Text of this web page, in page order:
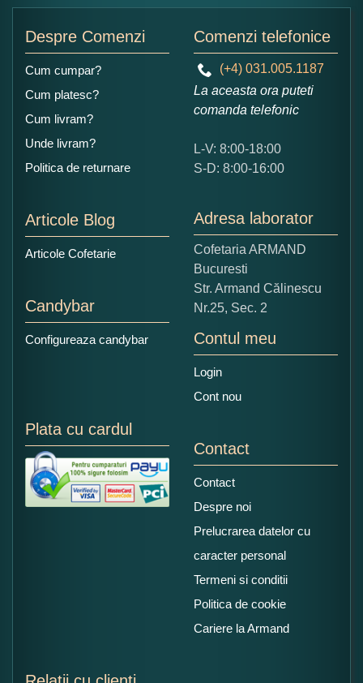
Ce nota acordati acestui produs?
5
Copiati alaturi numarul din imagine:
Despre Comenzi
Cum cumpar?
Cum platesc?
Cum livram?
Unde livram?
Politica de returnare
Articole Blog
Articole Cofetarie
Candybar
Configureaza candybar
Comenzi telefonice
(+4) 031.005.1187
La aceasta ora puteti
comanda telefonic
L-V: 8:00-18:00
S-D: 8:00-16:00
Adresa laborator
Cofetaria ARMAND
Bucuresti
Str. Armand Călinescu
Nr.25, Sec. 2
Contul meu
Login
Cont nou
Plata cu cardul
Contact
Contact
Despre noi
Prelucrarea datelor cu
caracter personal
Termeni si conditii
Politica de cookie
Cariere la Armand